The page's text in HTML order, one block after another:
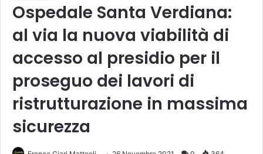
Ospedale Santa Verdiana:
al via la nuova viabilità di
accesso al presidio per il
proseguo dei lavori di
ristrutturazione in massima
sicurezza